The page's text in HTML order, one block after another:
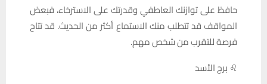
حافظ على توازنك العاطفي وقدرتك على الاسترخاء، فبعض
المواقف قد تتطلب منك الاستماع أكثر من الحديث. قد تتاح
فرصة للتقرب من شخص مهم.
♌ برج الأسد